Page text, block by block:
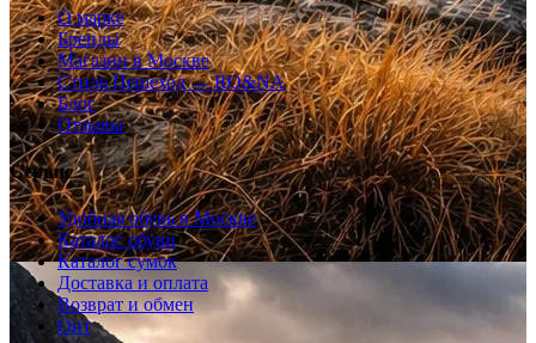
О марке
Бренды
Магазин в Москве
Стиль Пешеход → RO&NA
Блог
Отзывы
Сервис
Удобная обувь в Москве
Каталог обуви
Каталог сумок
Доставка и оплата
Возврат и обмен
Опт